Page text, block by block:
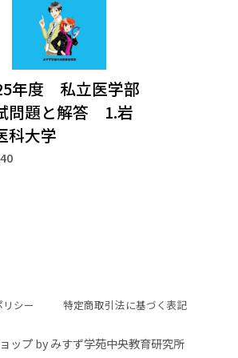
年度 私立医学部
問題と解答 1.岩
科大学
シー 特定商取引法に基づく表記
ップ by みすず学苑中央教育研究所